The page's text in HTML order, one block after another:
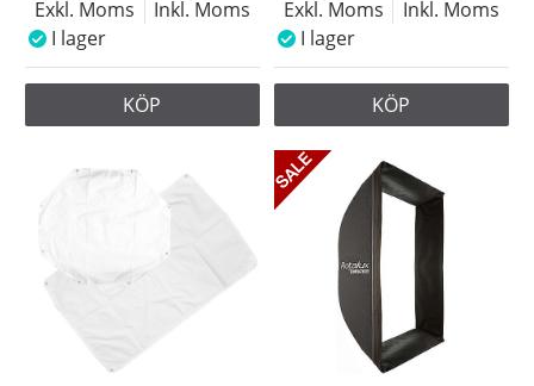
Exkl. Moms
Inkl. Moms
I lager
KÖP
Exkl. Moms
Inkl. Moms
I lager
KÖP